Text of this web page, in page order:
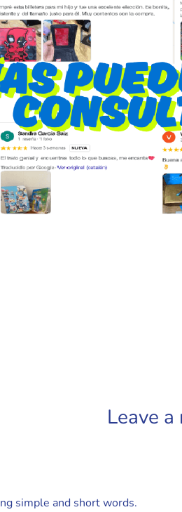
Leave
simple and short words.